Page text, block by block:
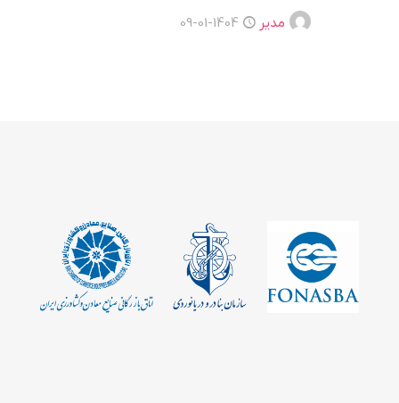
مدیر 1404-01-09